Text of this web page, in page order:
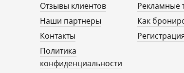
Отзывы клиентов
Наши партнеры
Контакты
Политика
конфиденциальности
Рекламные
Как